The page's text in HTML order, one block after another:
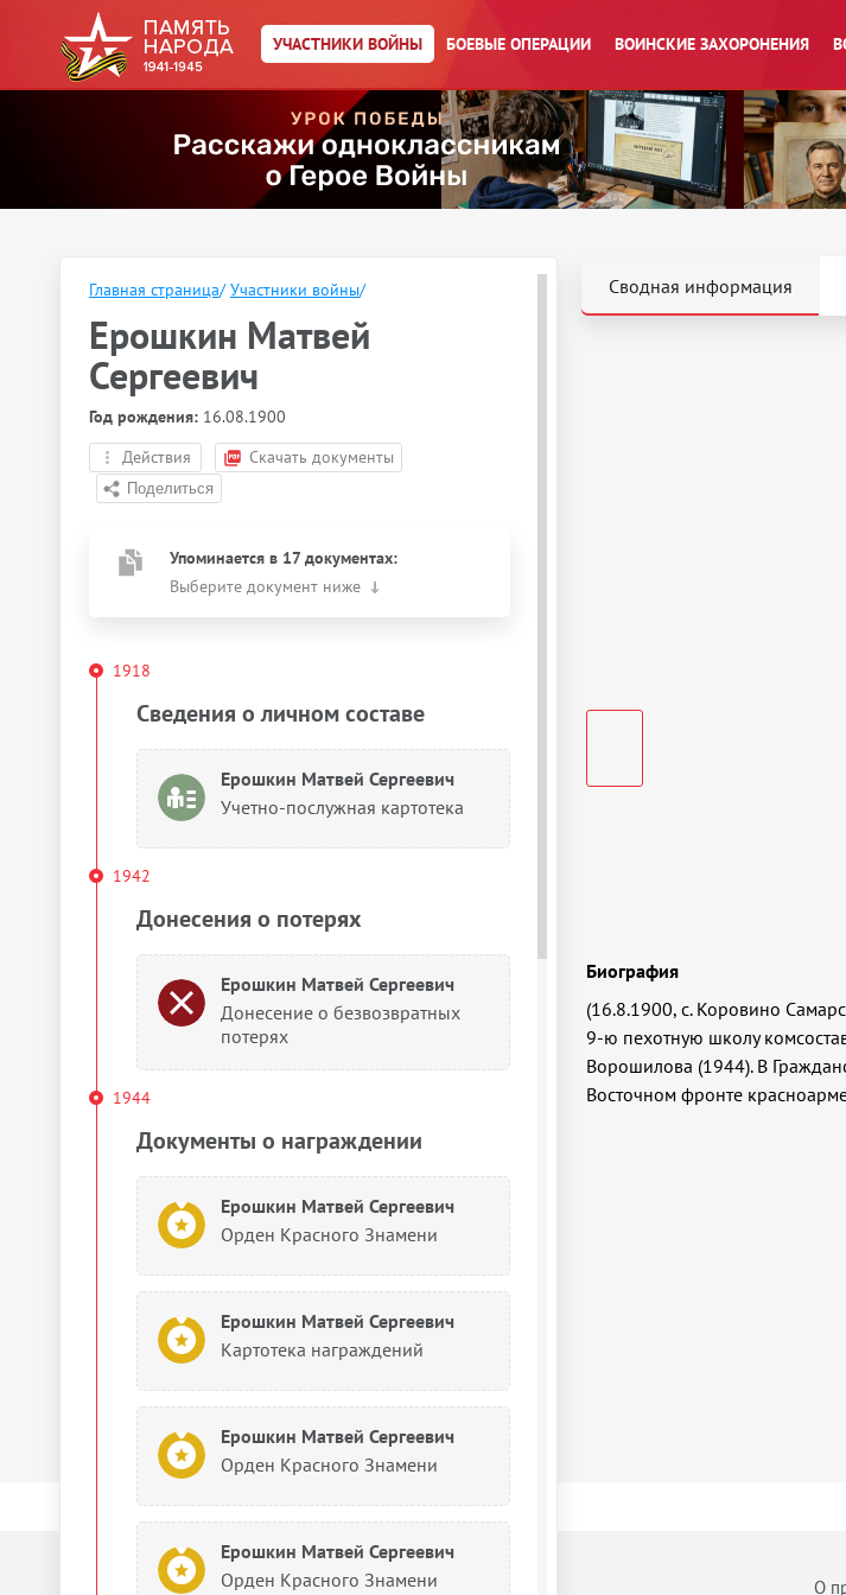
УЧАСТНИКИ ВОЙНЫ БОЕВЫЕ ОПЕРАЦИИ ВОИНСКИЕ ЗАХОРОНЕНИЯ
Главная страница/ Участники войны/
Ерошкин Матвей
Сергеевич
Год рождения: 16.08.1900
Действия
Скачать документы
Упоминается в 17 документах:
Выберите документ ниже
1918
Сведения о личном составе
Ерошкин Матвей Сергеевич
Учетно-послужная картотека
1942
Донесения о потерях
Ерошкин Матвей Сергеевич
Донесение о безвозвратных
потерях
1944
Документы о награждении
Ерошкин Матвей Сергеевич
Орден Красного Знамени
Ерошкин Матвей Сергеевич
Картотека награждений
Ерошкин Матвей Сергеевич
Орден Красного Знамени
Ерошкин Матвей Сергеевич
Орден Красного Знамени
Сводная информация
Биография
(16.8.1900, с. Коровино
9-ю пехотную школу
Ворошилова (1944). В
Восточном фронте
О